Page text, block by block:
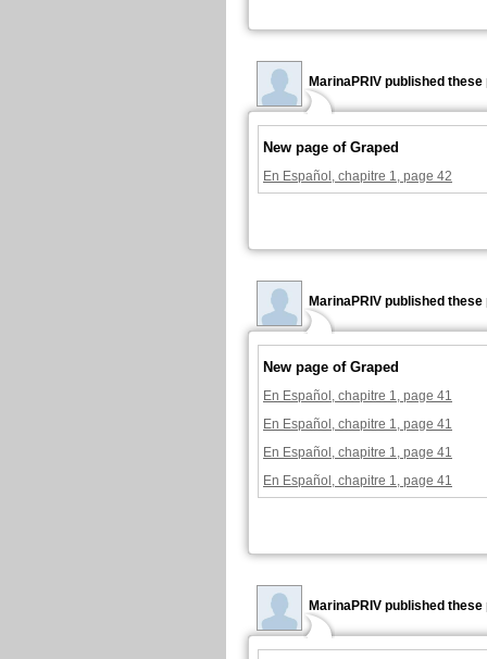
MarinaPRIV published these
New page of Graped
En Español, chapitre 1, page 42
MarinaPRIV published these
New page of Graped
En Español, chapitre 1, page 41
En Español, chapitre 1, page 41
En Español, chapitre 1, page 41
En Español, chapitre 1, page 41
MarinaPRIV published these